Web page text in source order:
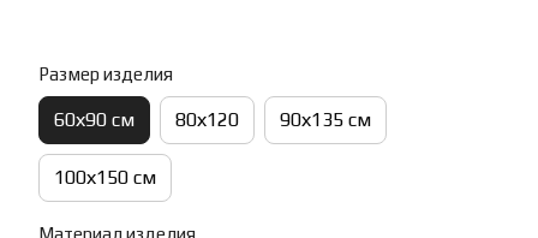
Размер изделия
60х90 см 80х120 90х135 см
100х150 см
Материал изделия